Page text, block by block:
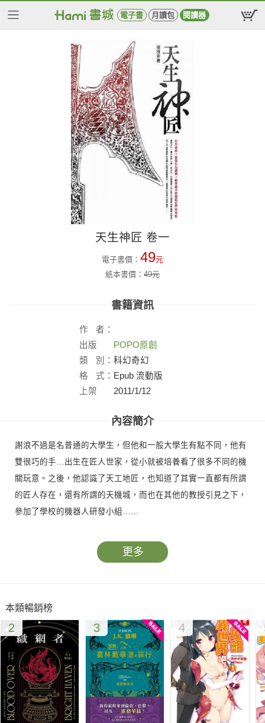
電子書 月讀包 閱讀器
天生神匠 卷一
電子書價： 49元
紙本書價： 49元
書籍資訊
作
者：
出版
社：
POPO原創
類
別： 科幻奇幻
格
式： Epub 流動版
上架
2011/1/12
內容簡介
謝浪不過是名普通的大學生，但他和一般大學生有點不同，他有
雙很巧的手…出生在匠人世家，從小就被培養看了很多不同的機
關玩意。之後，他認識了天工地匠，也知道了其實一直都有所謂
的匠人存在，還有所謂的天機城，而也在其他的教授引見之下，
參加了學校的機器人研發小組……
更多
本類暢銷榜
2 3 4